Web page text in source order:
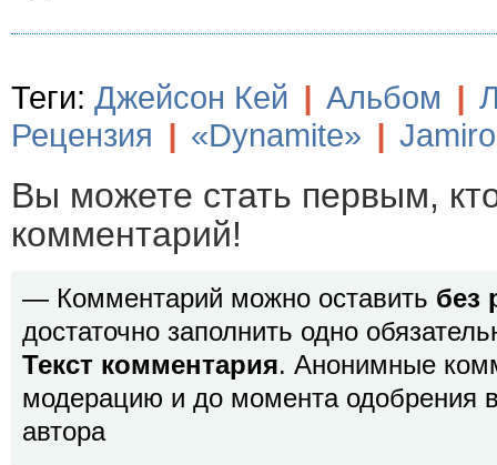
Теги: Джейсон Кей | Альбом |
Рецензия | «Dynamite» |
Вы можете стать первым,
комментарий!
— Комментарий можно оставить без
достаточно заполнить одно
Текст комментария. Анонимные
модерацию и до момента одобрения
автора